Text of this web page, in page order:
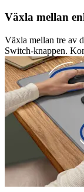
Växla mellan
Växla mellan tre av
Switch-knappen.